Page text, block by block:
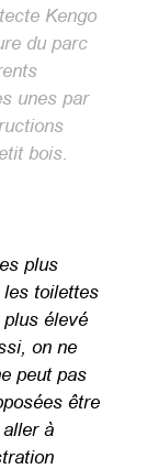
Kengo
du parc
unes par
bois.
plus
les toilettes
plus élevé
on ne
peut pas
être
à